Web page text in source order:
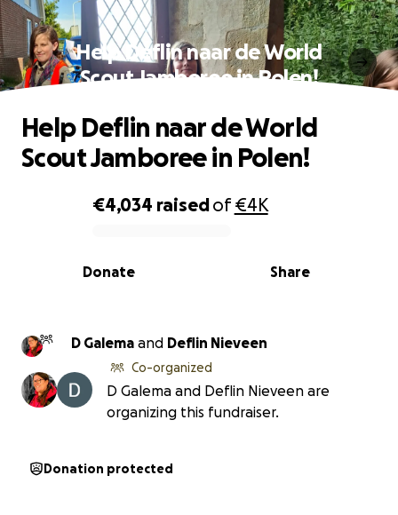
Help Deflin naar de World
Scout Jamboree in Polen!
0% complete
€4,034 raisedof€4K
Share
Donate
Help Deflin naar de World
Scout Jamboree in Polen!
D Galema and Deflin Nieveen
Co-organized
D Galema and Deflin Nieveen are
organizing this fundraiser.
Donation protected